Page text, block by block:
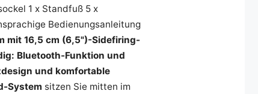
1 x Standfuß 5 x
Bedienungsanleitung
mit 16,5 cm (6,5")-Sidefiring-
Bluetooth-Funktion und
und komfortable
System sitzen Sie mitten im